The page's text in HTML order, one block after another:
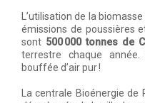
L’utilisation de la
émissions de poussières
sont 500 000 tonnes de
terrestre chaque
bouffée d’air pur !
La centrale Bioénergie